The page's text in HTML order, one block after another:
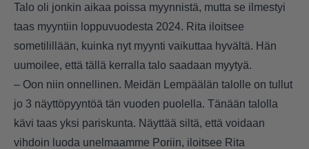
Talo oli jonkin aikaa poissa myynnistä, mutta se ilmestyi
taas myyntiin loppuvuodesta 2024. Rita iloitsee
sometilillään, kuinka nyt myynti vaikuttaa hyvältä. Hän
uumoilee, että tällä kerralla talo saadaan myytyä.
– Oon niin onnellinen. Meidän Lempäälän talolle on tullut
jo 3 näyttöpyyntöä tän vuoden puolella. Tänään talolla
kävi taas yksi pariskunta. Näyttää siltä, että voidaan
vihdoin luoda unelmaamme Poriin, iloitsee Rita